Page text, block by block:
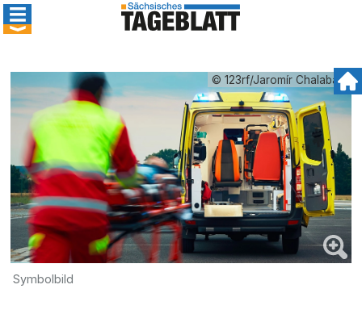
© 123rf/Jaromír Chalabala
Symbolbild